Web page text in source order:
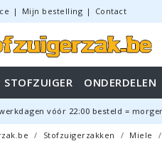
| Mijn bestelling | Contact
STOFZUIGER ONDERDELEN
vóór 22:00 besteld =
Stofzuigerzakken Miele